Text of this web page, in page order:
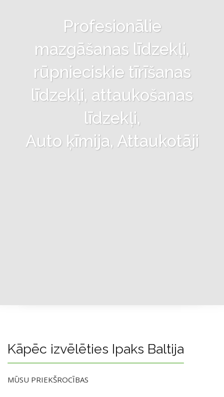
Profesionālie
mazgāšanas līdzekļi,
rūpnieciskie tīrīšanas
līdzekļi, attaukošanas
līdzekļi,
Auto ķīmija, Attaukotāji
Kāpēc izvēlēties Ipaks Baltija
MŪSU PRIEKŠROCĪBAS